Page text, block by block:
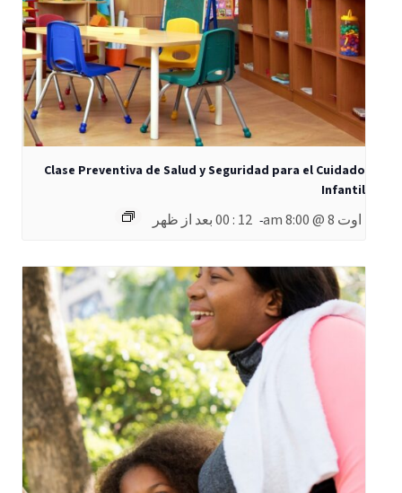
Clase Preventiva de Salud y Seguridad para el Cuidado
Infantil
اوت 8 @ 8:00 am - 12 : 00 بعد از ظهر